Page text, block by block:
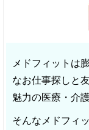
メドフィットは
なお仕事探しと
魅力の医療・介
そんなメドフィ